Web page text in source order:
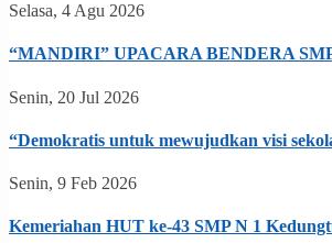
Selasa, 4 Agu 2026
“MANDIRI” UPACARA BENDERA
Senin, 20 Jul 2026
“Demokratis untuk mewujudkan visi
Senin, 9 Feb 2026
Kemeriahan HUT ke-43 SMP N 1